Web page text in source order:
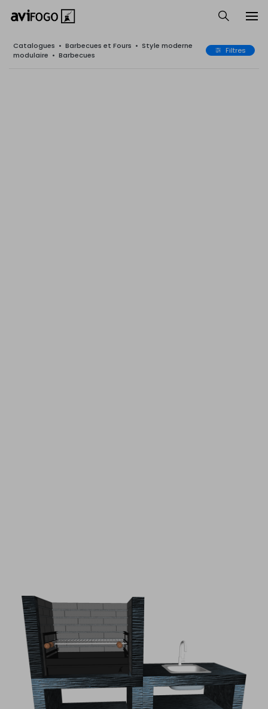
Catalogues • Barbecues et Fours • Style moderne
modulaire • Barbecues Filtres